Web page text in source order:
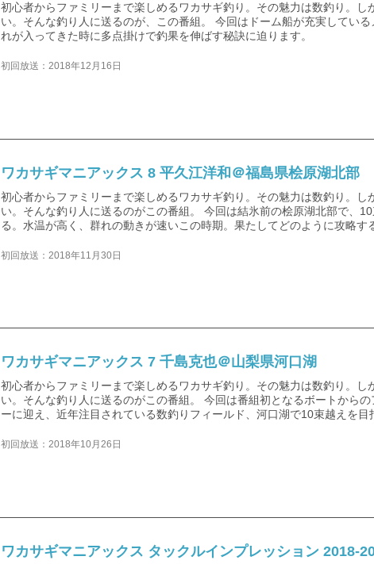
初心者からファミリーまで楽しめるワカサギ釣り。その魅力は数釣り。
い。そんな釣り人に送るのが、この番組。 今回はドーム船が充実してい
れが入ってきた時に多点掛けで釣果を伸ばす秘訣に迫ります。
初回放送：2018年12月16日
ワカサギマニアックス 8 平久江洋和＠福島県桧原湖北部
初心者からファミリーまで楽しめるワカサギ釣り。その魅力は数釣り。
い。そんな釣り人に送るのがこの番組。 今回は結氷前の桧原湖北部で、
る。水温が高く、群れの動きが速いこの時期。果たしてどのように攻略す
初回放送：2018年11月30日
ワカサギマニアックス 7 千島克也＠山梨県河口湖
初心者からファミリーまで楽しめるワカサギ釣り。その魅力は数釣り。
い。そんな釣り人に送るのがこの番組。 今回は番組初となるボートから
ーに迎え、近年注目されている数釣りフィールド、河口湖で10束越えを目
初回放送：2018年10月26日
ワカサギマニアックス タックルインプレッション 2018-